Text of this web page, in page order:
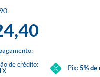
de crédito:
Pix:5% de